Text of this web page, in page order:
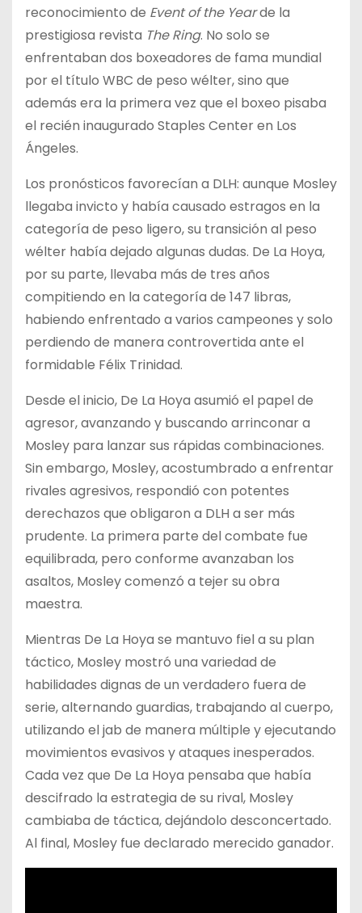
reconocimiento de Event of the Yearde la
prestigiosa revista The Ring. No solo se
enfrentaban dos boxeadores de fama mundial
por el título WBC de peso wélter, sino que
además era la primera vez que el boxeo pisaba
el recién inaugurado Staples Center en Los
Ángeles.
Los pronósticos favorecían a DLH: aunque Mosley
llegaba invicto y había causado estragos en la
categoría de peso ligero, su transición al peso
wélter había dejado algunas dudas. De La Hoya,
por su parte, llevaba más de tres años
compitiendo en la categoría de 147 libras,
habiendo enfrentado a varios campeones y solo
perdiendo de manera controvertida ante el
formidable Félix Trinidad.
Desde el inicio, De La Hoya asumió el papel de
agresor, avanzando y buscando arrinconar a
Mosley para lanzar sus rápidas combinaciones.
Sin embargo, Mosley, acostumbrado a enfrentar
rivales agresivos, respondió con potentes
derechazos que obligaron a DLH a ser más
prudente. La primera parte del combate fue
equilibrada, pero conforme avanzaban los
asaltos, Mosley comenzó a tejer su obra
maestra.
Mientras De La Hoya se mantuvo fiel a su plan
táctico, Mosley mostró una variedad de
habilidades dignas de un verdadero fuera de
serie, alternando guardias, trabajando al cuerpo,
utilizando el jab de manera múltiple y ejecutando
movimientos evasivos y ataques inesperados.
Cada vez que De La Hoya pensaba que había
descifrado la estrategia de su rival, Mosley
cambiaba de táctica, dejándolo desconcertado.
Al final, Mosley fue declarado merecido ganador.